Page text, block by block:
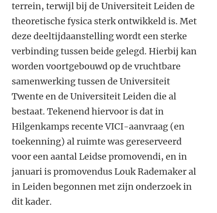
terrein, terwijl bij de Universiteit Leiden de
theoretische fysica sterk ontwikkeld is. Met
deze deeltijdaanstelling wordt een sterke
verbinding tussen beide gelegd. Hierbij kan
worden voortgebouwd op de vruchtbare
samenwerking tussen de Universiteit
Twente en de Universiteit Leiden die al
bestaat. Tekenend hiervoor is dat in
Hilgenkamps recente VICI-aanvraag (en
toekenning) al ruimte was gereserveerd
voor een aantal Leidse promovendi, en in
januari is promovendus Louk Rademaker al
in Leiden begonnen met zijn onderzoek in
dit kader.